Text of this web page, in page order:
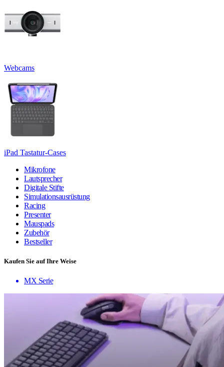
Webcams
iPad Tastatur-Cases
Mikrofone
Lautsprecher
Digitale Stifte
Simulationsausrüstung
Racing
Presenter
Mauspads
Zubehör
Bestseller
Kaufen Sie auf Ihre Weise
MX Serie